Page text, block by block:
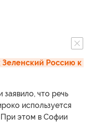
Зеленский Россию к
что речь
используется
этом в Софии